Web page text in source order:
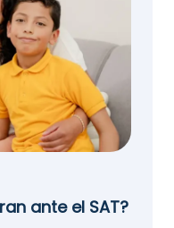
ante el SAT?